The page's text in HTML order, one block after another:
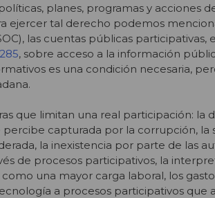
planes, programas y acciones
ejercer tal derecho podemos
las cuentas públicas
, sobre acceso a la información
es una condición necesaria,
que limitan una real participación: la
percibe capturada por la corrupción, la
la inexistencia por parte de las
de procesos participativos, la
una mayor carga laboral, los
a procesos participativos que